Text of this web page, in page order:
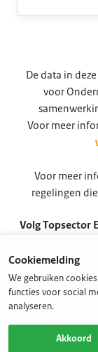
De data in
voor
Voor meer
Voor meer
regelingen
Volg Topsector
Cookiemelding
We gebruiken
functies voor social
analyseren.
Akkoord